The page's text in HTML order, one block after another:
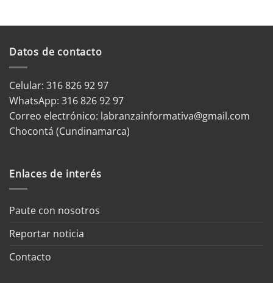
Datos de contacto
Celular: 316 826 92 97
WhatsApp: 316 826 92 97
Correo electrónico: labranzainformativa@gmail.com
Chocontá (Cundinamarca)
Enlaces de interés
Paute con nosotros
Reportar noticia
Contacto